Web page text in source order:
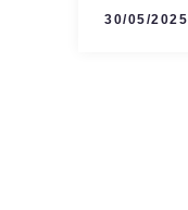
30/05/2025